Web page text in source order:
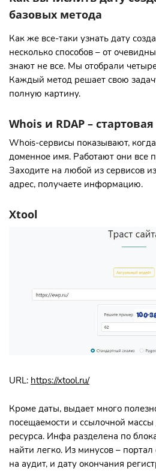
базовых метода
Как же все-таки узнать дату
несколько способов – от
знают не все. Мы отобрали
Каждый метод решает свою
полную картину.
Whois и RDAP –
Whois-сервисы показывают,
доменное имя. Работают они все
Заходите на любой из сервисов
адрес, получаете информацию.
Xtool
URL: https://xtool.ru/
Кроме даты, выдает много
посещаемости и ссылочной массы
ресурса. Инфа разделена по
найти легко. Из минусов –
на аудит, и дату окончания